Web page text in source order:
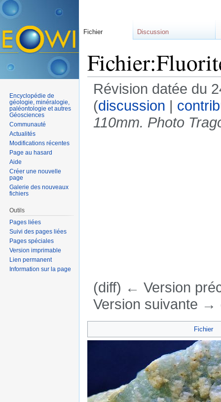
Révision datée du
(discussion |
110mm. Photo
(diff) ← Version
Version suivante →
Fichier
Fichier Discussion
Encyclopédie de
géologie, minéralogie,
paléontologie et autres
Géosciences
Communauté
Actualités
Modifications récentes
Page au hasard
Aide
Créer une nouvelle
page
Galerie des nouveaux
fichiers
Outils
Pages liées
Suivi des pages liées
Pages spéciales
Version imprimable
Lien permanent
Information sur la page